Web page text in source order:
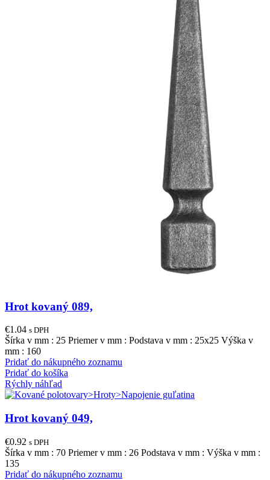
Hrot kovaný 089,
€1.04 s DPH
Šírka v mm : 25 Priemer v mm : Podstava v mm : 25x25 Výška v
mm : 160
Pridať do nákupného zoznamu
Pridať do košíka
Rýchly náhľad
Hrot kovaný 049,
€0.92 s DPH
Šírka v mm : 70 Priemer v mm : 26 Podstava v mm : Výška v mm :
135
Pridať do nákupného zoznamu